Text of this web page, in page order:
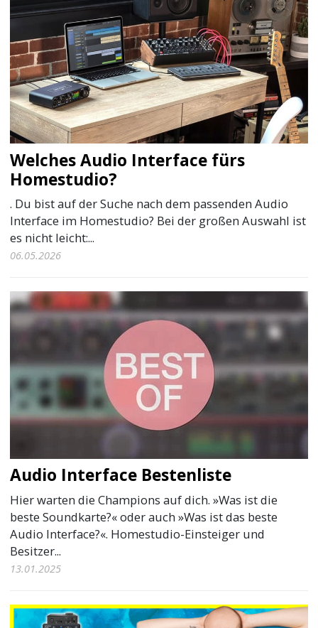
Welches Audio Interface fürs
Homestudio?
. Du bist auf der Suche nach dem passenden Audio
Interface im Homestudio? Bei der großen Auswahl ist
es nicht leicht:...
06.05.2026
Audio Interface Bestenliste
Hier warten die Champions auf dich. »Was ist die
beste Soundkarte?« oder auch »Was ist das beste
Audio Interface?«. Homestudio-Einsteiger und
Besitzer...
13.01.2025